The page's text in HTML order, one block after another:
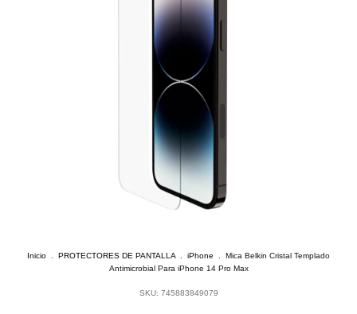
Inicio PROTECTORES DE PANTALLA iPhone
Mica Belkin Cristal Templado
Antimicrobial Para iPhone 14 Pro Max
SKU: 745883849079